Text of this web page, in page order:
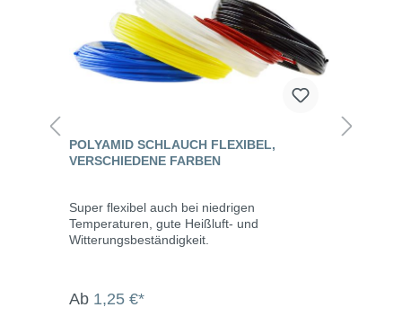
POLYAMID SCHLAUCH FLEXIBEL,
VERSCHIEDENE FARBEN
Super flexibel auch bei niedrigen
Temperaturen, gute Heißluft- und
Witterungsbeständigkeit.
Ab 1,25 €*